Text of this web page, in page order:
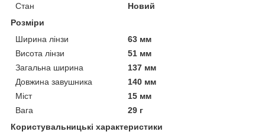
Стан
Новий
Розміри
Ширина лінзи
63 мм
Висота лінзи
51 мм
Загальна ширина
137 мм
Довжина завушника
140 мм
Міст
15 мм
Вага
29 г
Користувальницькі характеристики